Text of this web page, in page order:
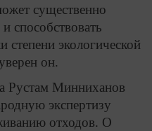
существенно
способствовать
экологической
он.
Рустам Минниханов
экспертизу
отходов. О